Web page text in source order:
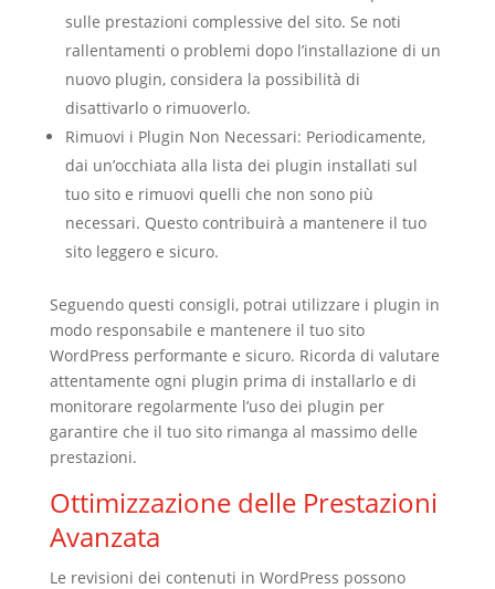
sulle prestazioni complessive del sito. Se noti
rallentamenti o problemi dopo l’installazione di un
nuovo plugin, considera la possibilità di
disattivarlo o rimuoverlo.
Rimuovi i Plugin Non Necessari: Periodicamente,
dai un’occhiata alla lista dei plugin installati sul
tuo sito e rimuovi quelli che non sono più
necessari. Questo contribuirà a mantenere il tuo
sito leggero e sicuro.
Seguendo questi consigli, potrai utilizzare i plugin in
modo responsabile e mantenere il tuo sito
WordPress performante e sicuro. Ricorda di valutare
attentamente ogni plugin prima di installarlo e di
monitorare regolarmente l’uso dei plugin per
garantire che il tuo sito rimanga al massimo delle
prestazioni.
Ottimizzazione delle Prestazioni
Avanzata
Le revisioni dei contenuti in WordPress possono